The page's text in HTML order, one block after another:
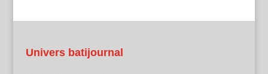
Univers batijournal